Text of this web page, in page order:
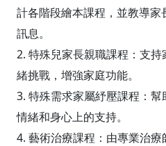
計各階段繪本課程，並教導
訊息。
2. 特殊兒家長親職課程：支
緒挑戰，增強家庭功能。
3. 特殊需求家屬紓壓課程：
情緒和身心上的支持。
4. 藝術治療課程：由專業治